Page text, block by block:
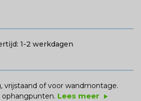
1-2 werkdagen
vrijstaand of voor wandmontage.
Lees meer play_arrow